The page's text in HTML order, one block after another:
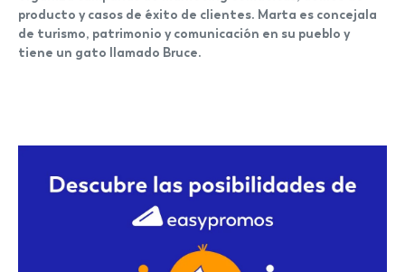
producto y casos de éxito de clientes. Marta es concejala
de turismo, patrimonio y comunicación en su pueblo y
tiene un gato llamado Bruce.